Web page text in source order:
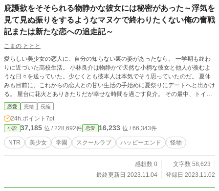
庇護欲をそそられる物静かな彼女には秘密があった～浮気を
見て見ぬ振りをするようなマヌケで終わりたくない俺の奮戦
記または新たな恋への追走記～
こまの ととと
愛らしい美少女の恋人に、自分の知らない裏の姿があったなら。 一学期も終わ
りに近づいた高校生活。 小林良介は物静かで天然な小柄な彼女と他人が羨むよ
うな日々を送っていた。少なくとも彼本人は本気でそう思っていたのだ。 夏休
みも目前に、これからの恋人との甘い生活の手始めに夏祭りにデートへと出かけ
る。 屋台に花火とありきたりだが幸せな時間を過ごす良介。 その最中、トイレ
に行きたいと一人離れる恋人にこんな待ち時間も恋人の特権と余裕を見せるも、
いつまでも帰ってこない事にしびれを切らして探しに行く。 やがて人込みの離
れた林の中へと足を踏み入れて行くが、そこで受け入れがたい光景を目にする。
見知らぬ男と唇を重ねる恋人。 思わず逃げ出す良介は、絶望感に苦しむ。 幸せ
が反転して傷心する彼は、幼い頃に離れ離れになった少女と偶然にも再開。恋
人、だと思っていた人物とは正反対に明るいその少女――山司彩美との久しぶり
の本性とは？ 当作品はカクヨム様でも掲載しております。
恋愛 完結 長編
24h.ポイント 7pt
小説 37,185 位 / 228,692件 恋愛 16,233 位 / 66,343件
NTR 美少女 学園 スクールラブ ハッピーエンド 怪物
感想数 0
文字数 58,623
最終更新日 2023.11.04
登録日 2023.11.02